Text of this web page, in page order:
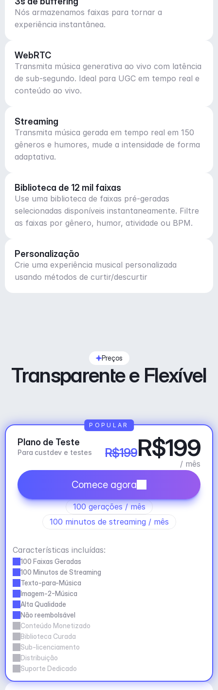
Nós armazenamos faixas para tornar a
experiência instantânea.
WebRTC
Transmita música generativa ao vivo com latência
de sub-segundo. Ideal para UGC em tempo real e
conteúdo ao vivo.
Streaming
Transmita música gerada em tempo real em 150
gêneros e humores, mude a intensidade de forma
adaptativa.
Biblioteca de 12 mil faixas
Use uma biblioteca de faixas pré-geradas
selecionadas disponíveis instantaneamente. Filtre
as faixas por gênero, humor, atividade ou BPM.
Personalização
Crie uma experiência musical personalizada
usando métodos de curtir/descurtir
Preços
Transparente e Flexível
Plano de Teste
Para custdev e testes R$199R$199
/ mês
Comece agora
100 gerações / mês
100 minutos de streaming / mês
Características incluídas:
100 Faixas Geradas
100 Minutos de Streaming
Texto-para-Música
Imagem-2-Música
Alta Qualidade
Não reembolsável
Conteúdo Monetizado
Biblioteca Curada
Sub-licenciamento
Distribuição
Suporte Dedicado
POPULAR